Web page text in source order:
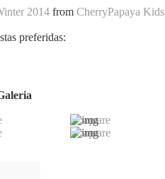
2014 from CherryPapaya Kids
preferidas: